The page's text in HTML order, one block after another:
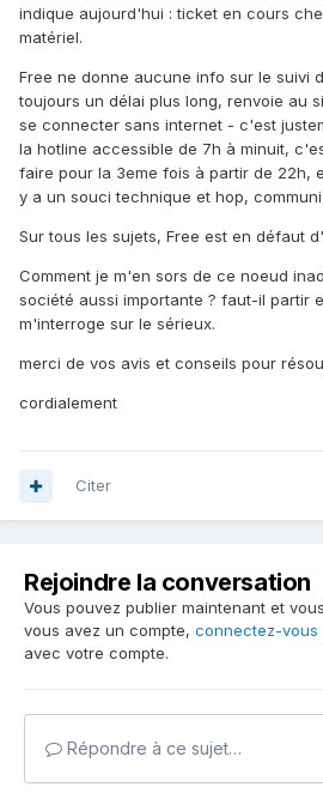
indique aujourd'hui : ticket en cours
matériel.
Free ne donne aucune info sur le suivi
toujours un délai plus long, renvoie au
se connecter sans internet - c'est
la hotline accessible de 7h à minuit,
faire pour la 3eme fois à partir de 22h,
y a un souci technique et hop,
Sur tous les sujets, Free est en défaut
Comment je m'en sors de ce noeud
société aussi importante ? faut-il partir
m'interroge sur le sérieux.
merci de vos avis et conseils pour
cordialement
Citer
Rejoindre la conversation
Vous pouvez publier maintenant et
vous avez un compte, connectez-vous
avec votre compte.
Répondre à ce sujet…